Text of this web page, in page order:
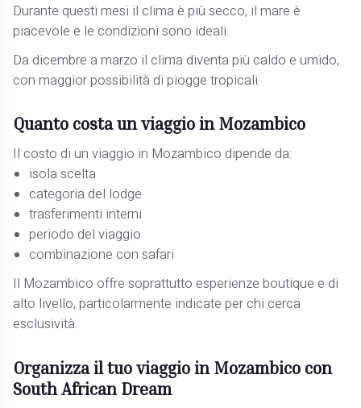
Durante questi mesi il clima è più secco, il mare è
piacevole e le condizioni sono ideali.
Da dicembre a marzo il clima diventa più caldo e umido,
con maggior possibilità di piogge tropicali.
Quanto costa un viaggio in Mozambico
Il costo di un viaggio in Mozambico dipende da:
isola scelta
categoria del lodge
trasferimenti interni
periodo del viaggio
combinazione con safari
Il Mozambico offre soprattutto esperienze boutique e di
alto livello, particolarmente indicate per chi cerca
esclusività.
Organizza il tuo viaggio in Mozambico con
South African Dream